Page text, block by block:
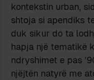
kontekstin urban,
shtoja si apendiks
duk sikur do ta
hapja një tematikë
ndryshimet e pas
njëjtën natyrë me